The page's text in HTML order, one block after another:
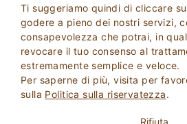
Ti suggeriamo quindi di cliccare su
godere a pieno dei nostri servizi,
consapevolezza che potrai, in
revocare il tuo consenso al
estremamente semplice e veloce.
Per saperne di più, visita per
sulla Politica sulla riservatezza.
Rifiuta
Maggiori